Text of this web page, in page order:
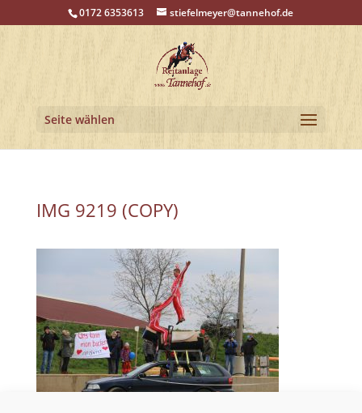
0172 6353613 stiefelmeyer@tannehof.de
Seite wählen
IMG 9219 (COPY)